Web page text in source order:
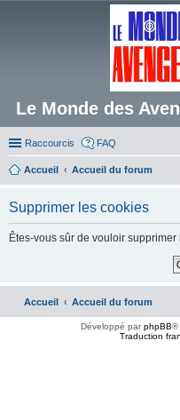
Le Monde des
Raccourcis FAQ
Accueil
Accueil du forum
Supprimer les cookies
Êtes-vous sûr de vouloir
Accueil Accueil du forum
Développé parphpBB®
Traduction